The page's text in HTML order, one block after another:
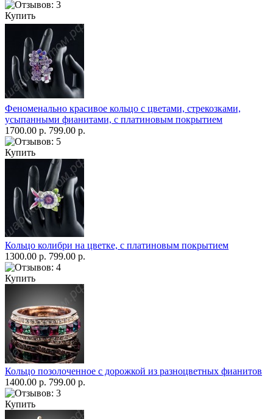
Купить
Феноменально красивое кольцо с цветами, стрекозками,
усыпанными фианитами, с платиновым покрытием
1700.00 р. 799.00 р.
Купить
Кольцо колибри на цветке, с платиновым покрытием
1300.00 р. 799.00 р.
Купить
Кольцо позолоченное с дорожкой из разноцветных фианитов
1400.00 р. 799.00 р.
Купить